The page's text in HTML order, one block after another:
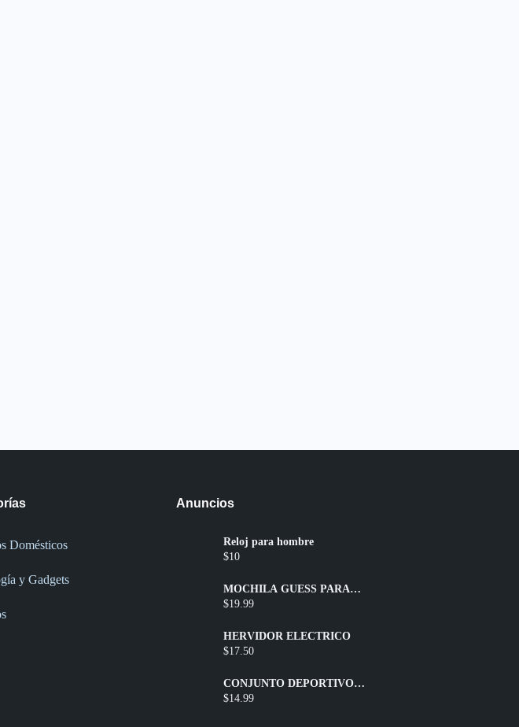
Domésticos
y Gadgets
Anuncios
Reloj para hombre
$10
MOCHILA GUESS PARA
DAMA
$19.99
HERVIDOR ELÉCTRICO
$17.50
CONJUNTO DEPORTIVO
SHORT + TOP
$14.99